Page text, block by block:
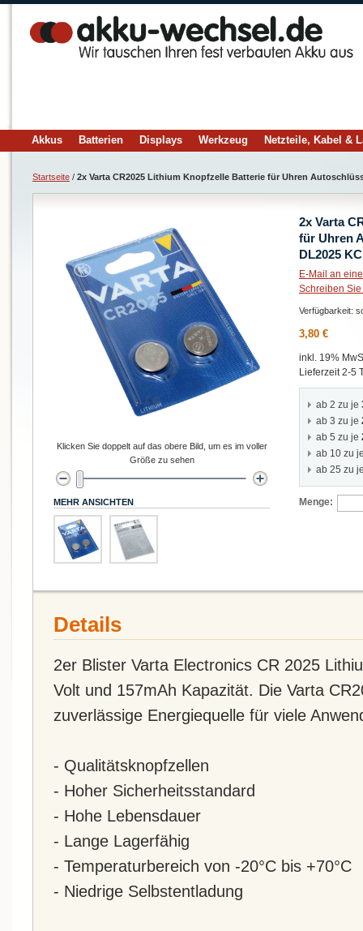
Akkus Batterien Displays Werkzeug Netzteile, Kabel &
Startseite / 2x Varta CR2025 Lithium Knopfzelle Batterie für Uhren
2x Varta
für Uhren
DL2025
E-Mail an
Schreiben
Verfügbarkeit:
3,80 €
inkl. 19%
Lieferzeit 2-5
ab 2 zu je
ab 3 zu je
ab 5 zu je
ab 10 zu
ab 25 zu
Menge:
Klicken Sie doppelt auf das obere Bild, um es im voller
Größe zu sehen
MEHR ANSICHTEN
Details
2er Blister Varta Electronics CR 2025
Volt und 157mAh Kapazität. Die Varta
zuverlässige Energiequelle für viele
- Qualitätsknopfzellen
- Hoher Sicherheitsstandard
- Hohe Lebensdauer
- Lange Lagerfähig
- Temperaturbereich von -20°C bis +70°C
- Niedrige Selbstentladung